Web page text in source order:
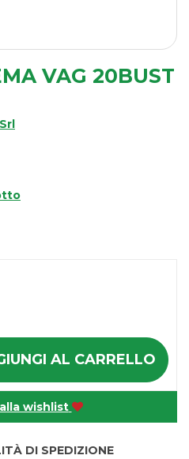
VAG 20BUST
AL CARRELLO
wishlist
DI SPEDIZIONE